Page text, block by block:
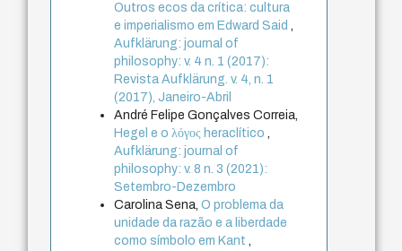
Outros ecos da crítica: cultura
e imperialismo em Edward Said,
Aufklärung: journal of
philosophy: v. 4 n. 1 (2017):
Revista Aufklärung. v. 4, n. 1
(2017), Janeiro-Abril
André Felipe Gonçalves Correia,
Hegel e o λόγος heraclítico,
Aufklärung: journal of
philosophy: v. 8 n. 3 (2021):
Setembro-Dezembro
Carolina Sena,O problema da
unidade da razão e a liberdade
como símbolo em Kant,